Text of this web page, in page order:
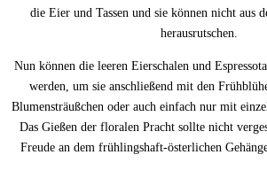
die Eier und Tassen und sie können nicht aus
herausrutschen.
Nun können die leeren Eierschalen und
werden, um sie anschließend mit den
Blumensträußchen oder auch einfach nur mit
Das Gießen der floralen Pracht sollte nicht
Freude an dem frühlingshaft-österlichen